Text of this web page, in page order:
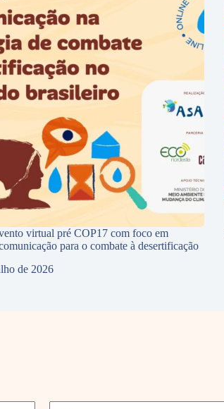
virtual pré COP17 com foco em
para o combate à desertificação
de 2026